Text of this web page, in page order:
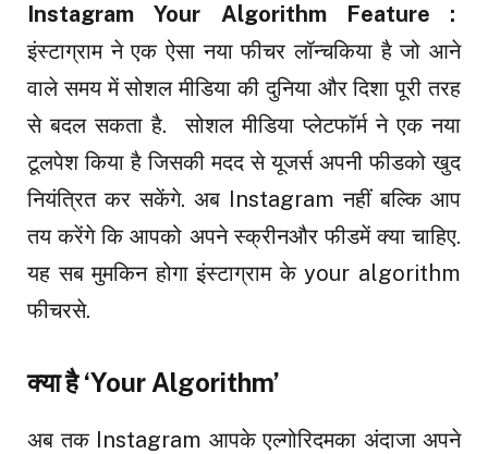
Instagram Your Algorithm Feature :
इंस्टाग्राम ने एक ऐसा नया फीचर लॉन्चकिया है जो आने
वाले समय में सोशल मीडिया की दुनिया और दिशा पूरी तरह
से बदल सकता है. सोशल मीडिया प्लेटफॉर्म ने एक नया
टूलपेश किया है जिसकी मदद से यूजर्स अपनी फीडको खुद
नियंत्रित कर सकेंगे. अब Instagram नहीं बल्कि आप
तय करेंगे कि आपको अपने स्क्रीनऔर फीडमें क्या चाहिए.
यह सब मुमकिन होगा इंस्टाग्राम के your algorithm
फीचरसे.
क्या है ‘Your Algorithm’
अब तक Instagram आपके एल्गोरिदमका अंदाजा अपने